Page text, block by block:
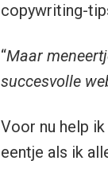
copywriting-
“Maar
succesvolle
Voor nu help
eentje als ik